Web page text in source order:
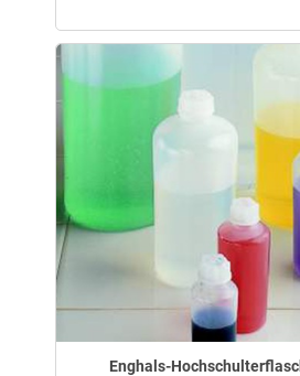
Enghals-